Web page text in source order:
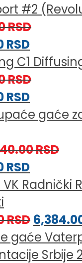
#2
RSD
RSD
RSD
RSD
RSD
RSD
RSD